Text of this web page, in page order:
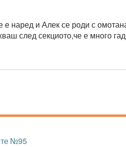
наред и Алек се роди с
след секциото,че е много
№95